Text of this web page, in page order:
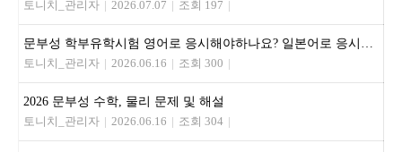
토니치_관리자 | 2026.07.07 | 조회 197 |
문부성 학부유학시험 영어로 응시해야하나요? 일본어로 응시해야하나요?
토니치_관리자 | 2026.06.16 | 조회 300 |
2026 문부성 수학, 물리 문제 및 해설
토니치_관리자 | 2026.06.16 | 조회 304 |